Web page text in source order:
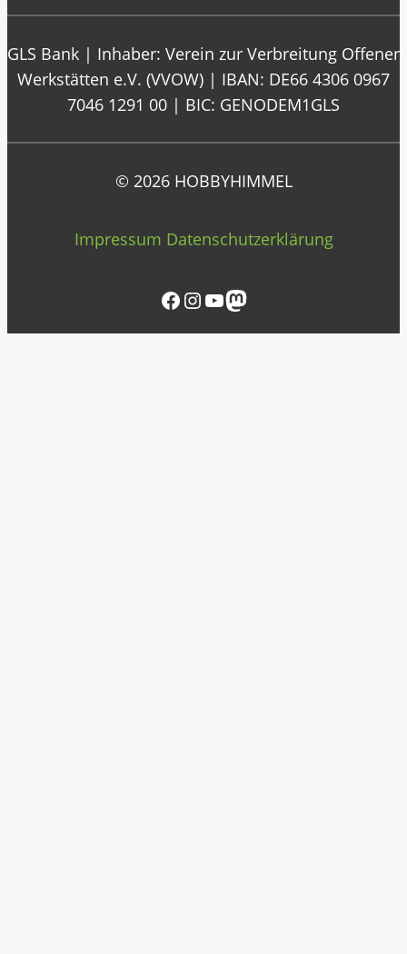
GLS Bank | Inhaber: Verein zur Verbreitung Offener
Werkstätten e.V. (VVOW) | IBAN: DE66 4306 0967
7046 1291 00 | BIC: GENODEM1GLS
© 2026 HOBBYHIMMEL
Impressum Datenschutzerklärung
Facebook InstagramYouTube Mastodon